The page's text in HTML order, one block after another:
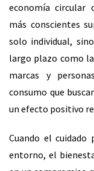
economía circular
más conscientes
solo individual,
largo plazo como
marcas y
consumo que
un efecto positivo
Cuando el cuidado
entorno, el